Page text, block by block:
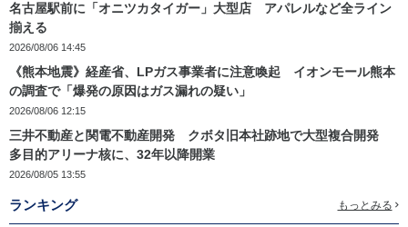
名古屋駅前に「オニツカタイガー」大型店 アパレルなど全ライン
揃える
2026/08/06 14:45
《熊本地震》経産省、LPガス事業者に注意喚起 イオンモール熊本
の調査で「爆発の原因はガス漏れの疑い」
2026/08/06 12:15
三井不動産と関電不動産開発 クボタ旧本社跡地で大型複合開発
多目的アリーナ核に、32年以降開業
2026/08/05 13:55
ランキング もっとみる